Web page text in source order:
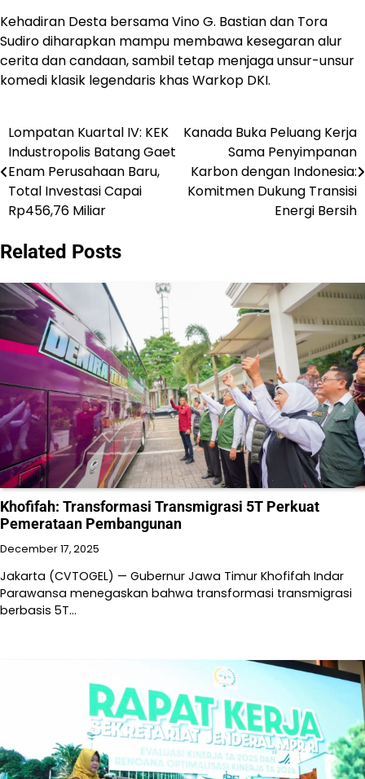
Kehadiran Desta bersama Vino G. Bastian dan Tora
Sudiro diharapkan mampu membawa kesegaran alur
cerita dan candaan, sambil tetap menjaga unsur-unsur
komedi klasik legendaris khas Warkop DKI.
Post
navigation
Lompatan Kuartal IV: KEK
Industropolis Batang Gaet
Enam Perusahaan Baru,
Total Investasi Capai
Rp456,76 Miliar
Kanada Buka Peluang Kerja
Sama Penyimpanan
Karbon dengan Indonesia:
Komitmen Dukung Transisi
Energi Bersih
Related Posts
Khofifah: Transformasi Transmigrasi 5T Perkuat
Pemerataan Pembangunan
December 17, 2025
Jakarta (CVTOGEL) — Gubernur Jawa Timur Khofifah Indar
Parawansa menegaskan bahwa transformasi transmigrasi
berbasis 5T…